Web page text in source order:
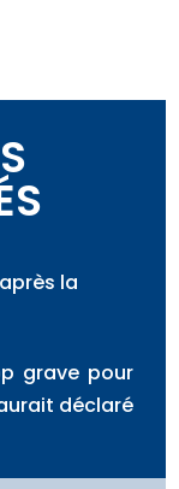
la
grave pour
déclaré